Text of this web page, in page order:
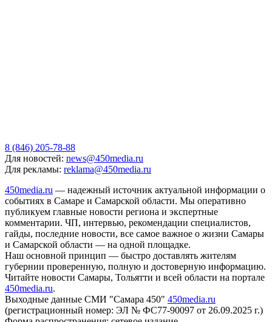
8 (846) 205-78-88
Для новостей: news@450media.ru
Для рекламы: reklama@450media.ru
450media.ru — надежный источник актуальной информации о
событиях в Самаре и Самарской области. Мы оперативно
публикуем главные новости региона и экспертные
комментарии. ЧП, интервью, рекомендации специалистов,
гайды, последние новости, все самое важное о жизни Самары
и Самарской области — на одной площадке.
Наш основной принцип — быстро доставлять жителям
губернии проверенную, полную и достоверную информацию.
Читайте новости Самары, Тольятти и всей области на портале
450media.ru.
Выходные данные СМИ "Самара 450" 450media.ru
(регистрационный номер: ЭЛ № ФС77-90097 от 26.09.2025 г.)